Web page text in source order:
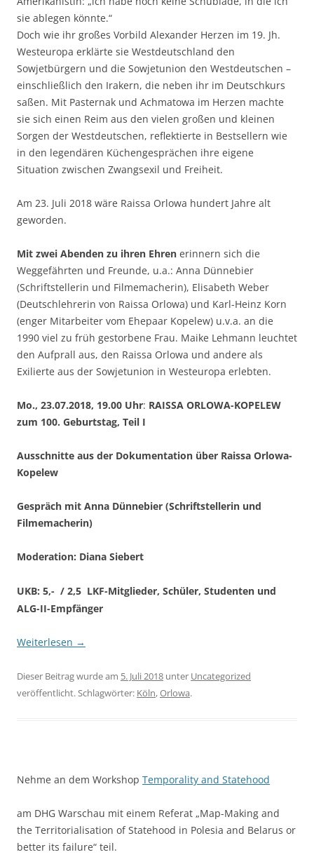
sie ablegen könnte.“
Doch wie ihr großes Vorbild Alexander Herzen im 19. Jh.
Westeuropa erklärte sie Westdeutschland den
Sowjetbürgern und die Sowjetunion den Westdeutschen –
einschließlich den Irakern, die neben ihr im Deutschkurs
saßen. Mit Pasternak und Achmatowa im Herzen machte
sie sich einen Reim aus den vielen großen und kleinen
Sorgen der Westdeutschen, reflektierte in Bestsellern wie
in den legendären Küchengesprächen ihre eigene
Situation zwischen Zwangsexil und Freiheit.
Am 23. Juli 2018 wäre Raissa Orlowa hundert Jahre alt
geworden.
Mit zwei Abenden zu ihren Ehren erinnern sich die
Weggefährten und Freunde, u.a.: Anna Dünnebier
(Schriftstellerin und Filmemacherin), Elisabeth Weber
(Deutschlehrerin von Raissa Orlowa) und Karl-Heinz Korn
(enger Mitarbeiter vom Ehepaar Kopelew) u.v.a. an die
1990 viel zu früh gestorbene Frau. Maike Lehmann leuchtet
den Aufprall aus, den Raissa Orlowa und andere als
Exilierte aus der Sowjetunion in Westeuropa erlebten.
Mo., 23.07.2018, 19.00 Uhr: RAISSA ORLOWA-KOPELEW
zum 100. Geburtstag, Teil I
Ausschnitte aus der Dokumentation über Raissa Orlowa-
Kopelew
Gespräch mit Anna Dünnebier (Schriftstellerin und
Filmemacherin)
Moderation: Diana Siebert
UKB: 5,- / 2,5 LKF-Mitglieder, Schüler, Studenten und
ALG-II-Empfänger
Weiterlesen →
Dieser Beitrag wurde am 5. Juli 2018 unter Uncategorized
veröffentlicht. Schlagwörter: Köln,Orlowa.
Nehme an dem Workshop Temporality and Statehood
am DHG Warschau mit einem Referat „Map-Making and
the Territorialisation of Statehood in Polesia and Belarus or
better its failure“ teil.